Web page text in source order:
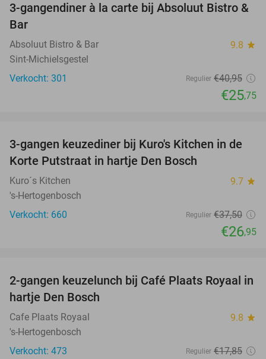
37%
3-gangendiner à la carte bij Absoluut Bistro &
Bar
Absoluut Bistro & Bar 9.8 star
Sint-Michielsgestel
Verkocht: 301
Regulier €40,95
€25,75
28%
3-gangen keuzediner bij Kuro's Kitchen in de
Korte Putstraat in hartje Den Bosch
Kuro´s Kitchen 9.7 star
's-Hertogenbosch
Verkocht: 660
Regulier €37,50
€26,95
36%
2-gangen keuzelunch bij Café Plaats Royaal in
hartje Den Bosch
Cafe Plaats Royaal 9.8 star
's-Hertogenbosch
Verkocht: 473
Regulier €17,85